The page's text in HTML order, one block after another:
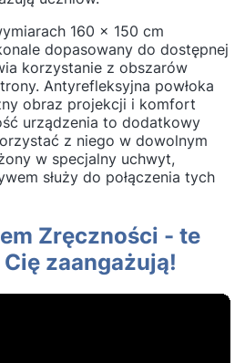
160 x 150 cm
dopasowany do dostępnej
korzystanie z obszarów
Antyrefleksyjna powłoka
obraz projekcji i komfort
urządzenia to dodatkowy
z niego w dowolnym
w specjalny uchwyt,
służy do połączenia tych
Zręczności - te
zaangażują!